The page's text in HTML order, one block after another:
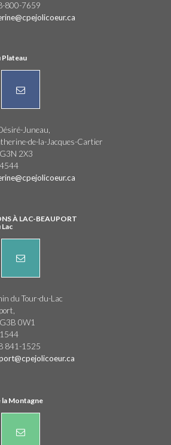
800-7659
Juneau,
de-la-Jacques-Cartier
2X3
À LAC-BEAUPORT
du Tour-du-Lac
0W1
841-1525
Montagne